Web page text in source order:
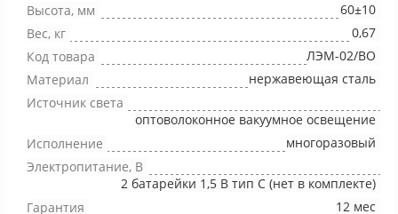
Высота, мм
60±10
Вес, кг
0,67
Код товара
ЛЭМ-02/ВО
Материал
нержавеющая сталь
Источник света
оптоволоконное вакуумное освещение
Исполнение
многоразовый
Электропитание, В
2 батарейки 1,5 В тип С (нет в комплекте)
Гарантия
12 мес